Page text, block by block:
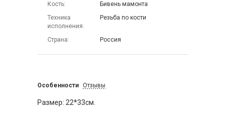
Кость
Бивень мамонта
Техника
исполнения
Резьба по кости
Страна Россия
Особенности Отзывы
Размер: 22*33см.